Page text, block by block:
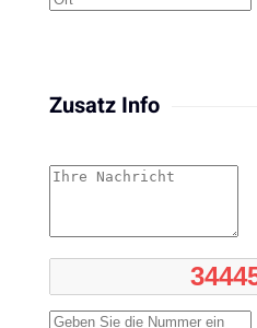
Zusatz Info